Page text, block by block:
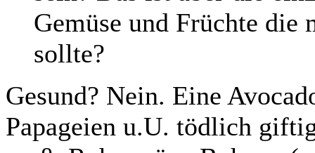
Gemüse und Früchte die
sollte?
Gesund? Nein. Eine
Papageien u.U. tödlich